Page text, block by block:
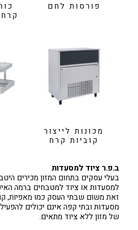
פורסות לחם
מכונות לייצור
קוביות קרח
ב.פ.ר ציוד למסעדות
בעלי עסקים בתחום המזון מכירים
למסעדות או ציוד למטבחים ברמה
זאת משום שבתי העסק כמו מאפיות,
מסעדות ובתי קפה אינם יכולים להפעיל
של מזון ללא ציוד מתאים.